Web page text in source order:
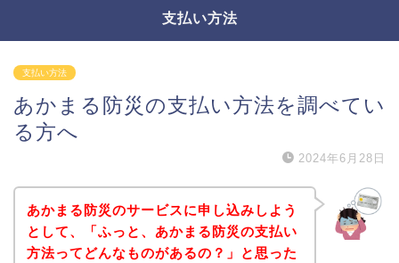
支払い方法
支払い方法
あかまる防災の支払い方法を調べてい
る方へ
2024年6月28日
あかまる防災のサービスに申し込みしよう
として、「ふっと、あかまる防災の支払い
方法ってどんなものがあるの？」と思った